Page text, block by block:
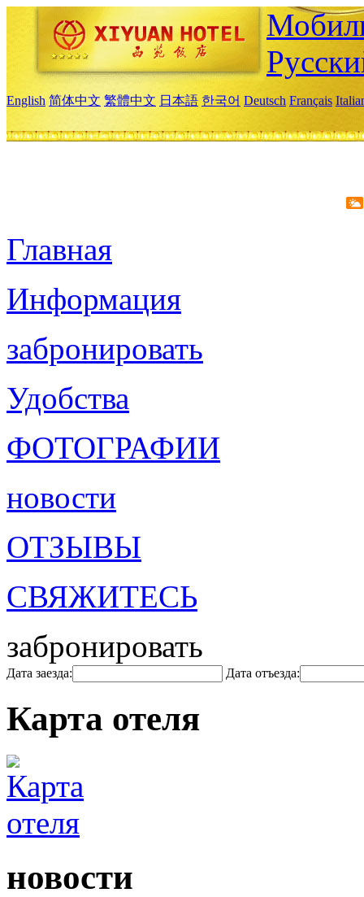
English 简体中文 繁體中文 日本語 한국어 Deutsch Français
Главная
Информация
забронировать
Удобства
ФОТОГРАФИИ
новости
ОТЗЫВЫ
СВЯЖИТЕСЬ
забронировать
Дата заезда: Дата отъезда:
Карта отеля
новости